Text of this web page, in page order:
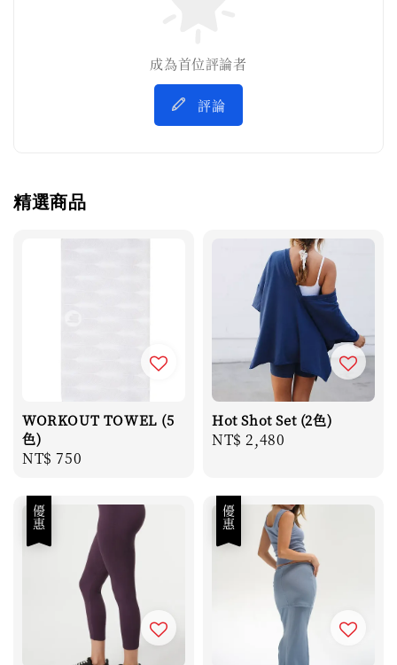
成為首位評論者
評論
精選商品
WORKOUT TOWEL (5
色)
Regular
NT$ 750
Hot Shot Set (2色)
Regular
NT$ 2,480
優惠 優惠